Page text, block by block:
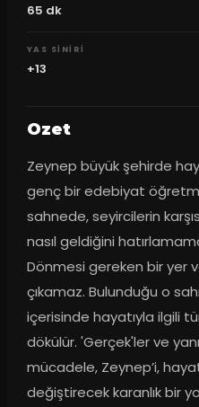
65 dk
YAS SINIRI
+13
Ozet
Zeynep büyük şehirde
genç bir edebiyat
sahnede, seyircilerin
nasıl geldiğini
Dönmesi gereken bir yer
çıkamaz. Bulunduğu o
içerisinde hayatıyla ilgili
dökülür. 'Gerçek'ler ve
mücadele, Zeynep’i,
değiştirecek karanlık bir